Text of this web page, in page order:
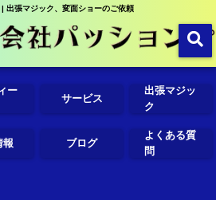
出張マジック、変面ショーのご依頼
ー
サービス
出張マジッ
ク
報 ブログ
よくある質
問